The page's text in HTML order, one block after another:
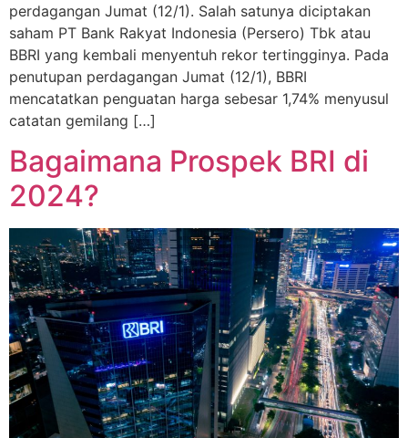
perdagangan Jumat (12/1). Salah satunya diciptakan
saham PT Bank Rakyat Indonesia (Persero) Tbk atau
BBRI yang kembali menyentuh rekor tertingginya. Pada
penutupan perdagangan Jumat (12/1), BBRI
mencatatkan penguatan harga sebesar 1,74% menyusul
catatan gemilang […]
Bagaimana Prospek BRI di
2024?